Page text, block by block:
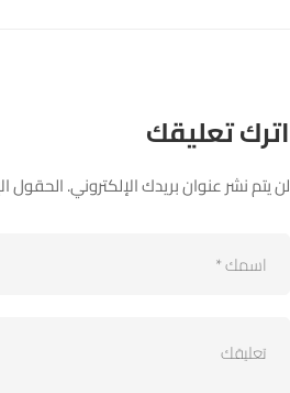
اترك تعليقك
لن يتم نشر عنوان بريدك الإلكتروني.الحقول